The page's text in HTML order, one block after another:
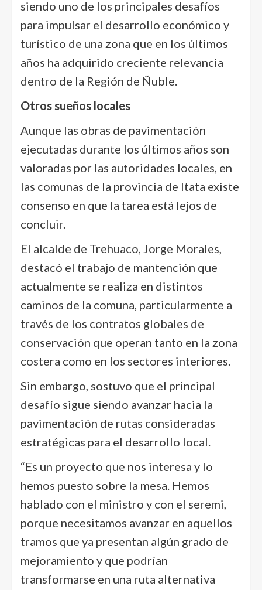
siendo uno de los principales desafíos
para impulsar el desarrollo económico y
turístico de una zona que en los últimos
años ha adquirido creciente relevancia
dentro de la Región de Ñuble.
Otros sueños locales
Aunque las obras de pavimentación
ejecutadas durante los últimos años son
valoradas por las autoridades locales, en
las comunas de la provincia de Itata existe
consenso en que la tarea está lejos de
concluir.
El alcalde de Trehuaco, Jorge Morales,
destacó el trabajo de mantención que
actualmente se realiza en distintos
caminos de la comuna, particularmente a
través de los contratos globales de
conservación que operan tanto en la zona
costera como en los sectores interiores.
Sin embargo, sostuvo que el principal
desafío sigue siendo avanzar hacia la
pavimentación de rutas consideradas
estratégicas para el desarrollo local.
“Es un proyecto que nos interesa y lo
hemos puesto sobre la mesa. Hemos
hablado con el ministro y con el seremi,
porque necesitamos avanzar en aquellos
tramos que ya presentan algún grado de
mejoramiento y que podrían
transformarse en una ruta alternativa